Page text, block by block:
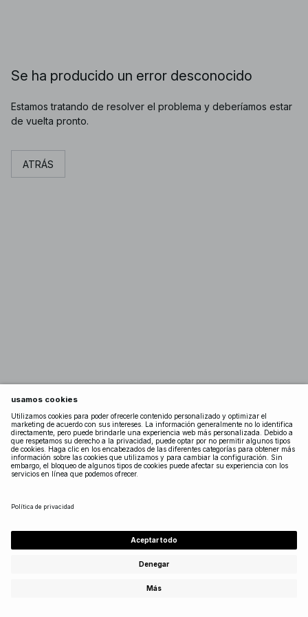
Se ha producido un error desconocido
Estamos tratando de resolver el problema y deberíamos estar
de vuelta pronto.
ATRÁS